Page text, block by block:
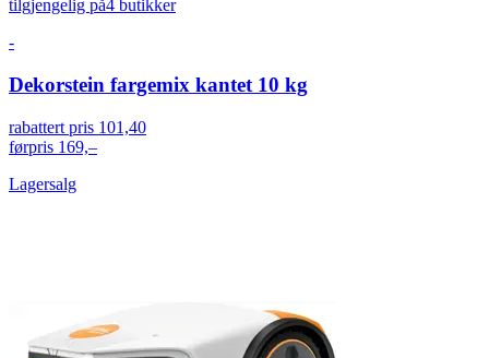
tilgjengelig på4 butikker
-
Dekorstein fargemix kantet 10 kg
rabattert pris 101,40
førpris 169,–
Lagersalg